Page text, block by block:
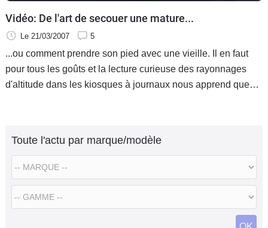
Vidéo: De l'art de secouer une mature...
Le 21/03/2007 5
...ou comment prendre son pied avec une vieille. Il en faut
pour tous les goûts et la lecture curieuse des rayonnages
d'altitude dans les kiosques à journaux nous apprend que
Toute l'actu par marque/modèle